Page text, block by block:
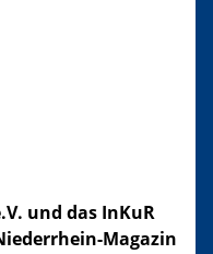
und das InKuR
Magazin